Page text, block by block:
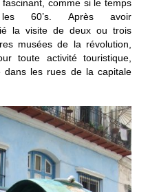
comme si le temps
60’s. Après avoir
la visite de deux ou trois
musées de la révolution,
toute activité touristique,
dans les rues de la capitale